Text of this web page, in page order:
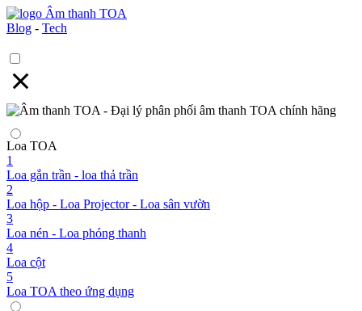
Blog - Tech
Loa TOA
1
Loa gắn trần - loa thả trần
2
Loa hộp - Loa Projector - Loa sân vườn
3
Loa nén - Loa phóng thanh
4
Loa cột
5
Loa TOA theo ứng dụng